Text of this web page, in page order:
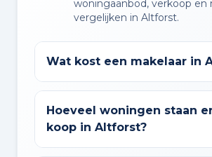
woningaanbod, verkoop en
vergelijken in Altforst.
Wat kost een makelaar in
Hoeveel woningen staan
koop in Altforst?